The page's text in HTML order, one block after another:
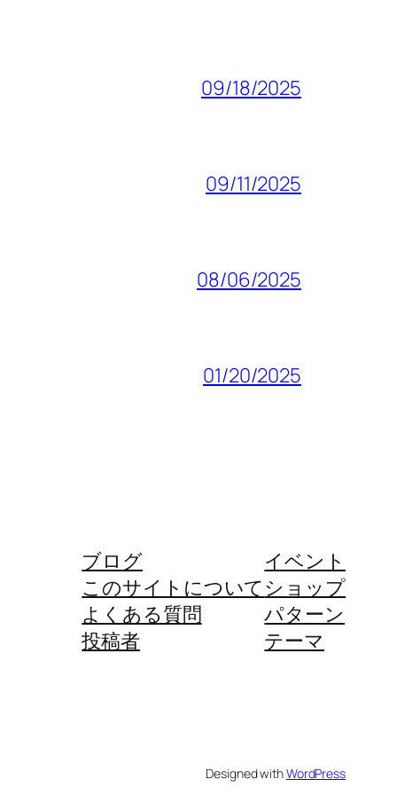
09/18/2025
09/11/2025
08/06/2025
01/20/2025
ブログ
このサイトについて
よくある質問
投稿者
イベント
ショップ
パターン
テーマ
Designed withWordPress